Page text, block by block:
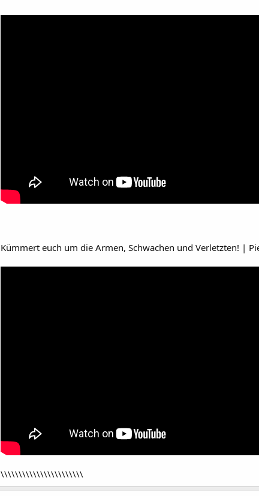
Kümmert euch um die Armen, Schwachen und Verletzten! |
\\\\\\\\\\\\\\\\\\\\\\\